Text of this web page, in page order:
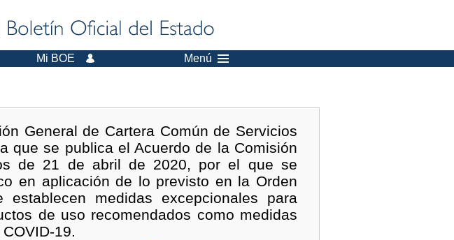
Mi BOE Menú
General de Cartera Común de Servicios
que se publica el Acuerdo de la Comisión
de 21 de abril de 2020, por el que se
en aplicación de lo previsto en la Orden
medidas excepcionales para
de uso recomendados como medidas
19.